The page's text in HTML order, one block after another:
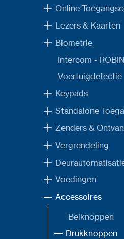
Online
Lezers & Kaarten
Biometrie
Intercom - ROBIN
Voertuigdetectie
Keypads
Standalone
Zenders &
Vergrendeling
Voedingen
Accessoires
Belknoppen
Drukknoppen